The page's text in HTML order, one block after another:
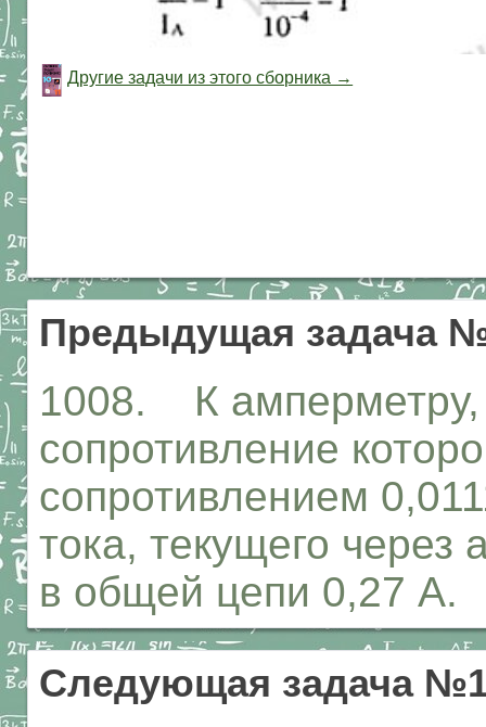
Другие задачи из этого сборника →
Предыдущая задача
1008. К амперметру,
сопротивление
сопротивлением
тока, текущего через
в общей цепи 0,27 А.
Следующая задача